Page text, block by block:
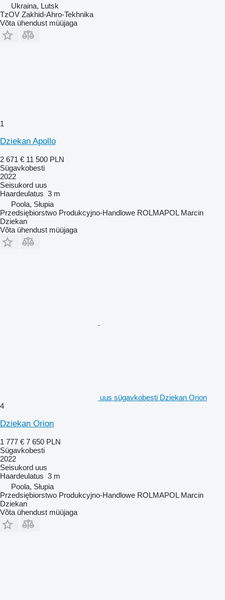
Ukraina, Lutsk
TzOV Zakhid-Ahro-Tekhnika
Võta ühendust müüjaga
1
Dziekan Apollo
2 671 € 11 500 PLN
Sügavkobesti
2022
Seisukord uus
Haardeulatus 3 m
Poola, Słupia
Przedsiębiorstwo Produkcyjno-Handlowe ROLMAPOL Marcin
Dziekan
Võta ühendust müüjaga
uus sügavkobesti Dziekan Orion
4
Dziekan Orion
1 777 € 7 650 PLN
Sügavkobesti
2022
Seisukord uus
Haardeulatus 3 m
Poola, Słupia
Przedsiębiorstwo Produkcyjno-Handlowe ROLMAPOL Marcin
Dziekan
Võta ühendust müüjaga